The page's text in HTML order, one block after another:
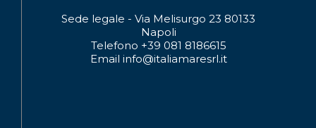
Sede legale - Via Melisurgo 23 80133
Napoli
Telefono +39 081 8186615
Email info@italiamaresrl.it